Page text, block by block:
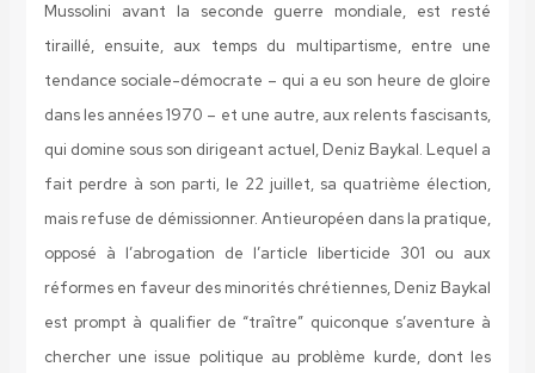
Mussolini avant la seconde guerre mondiale, est resté
tiraillé, ensuite, aux temps du multipartisme, entre une
tendance sociale-démocrate – qui a eu son heure de gloire
dans les années 1970 – et une autre, aux relents fascisants,
qui domine sous son dirigeant actuel, Deniz Baykal. Lequel a
fait perdre à son parti, le 22 juillet, sa quatrième élection,
mais refuse de démissionner. Antieuropéen dans la pratique,
opposé à l’abrogation de l’article liberticide 301 ou aux
réformes en faveur des minorités chrétiennes, Deniz Baykal
est prompt à qualifier de “traître” quiconque s’aventure à
chercher une issue politique au problème kurde, dont les